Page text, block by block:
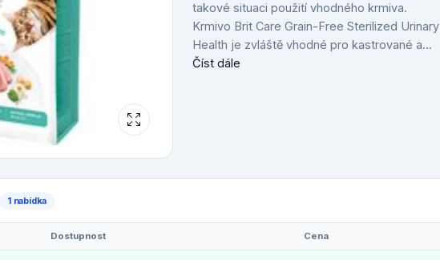
takové situaci použití vhodného krmiva.
Krmivo Brit Care Grain-Free Sterilized Urinary
Health je zvláště vhodné pro kastrované a...
Číst dále
1 nabídka
Dostupnost Cena